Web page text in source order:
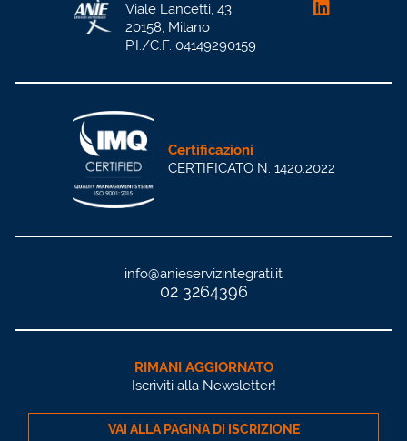
Viale Lancetti, 43
20158, Milano
P.I./C.F. 04149290159
Certificazioni
CERTIFICATO N. 1420.2022
info@anieservizintegrati.it
02 3264396
RIMANI AGGIORNATO
Iscriviti alla Newsletter!
VAI ALLA PAGINA DI ISCRIZIONE